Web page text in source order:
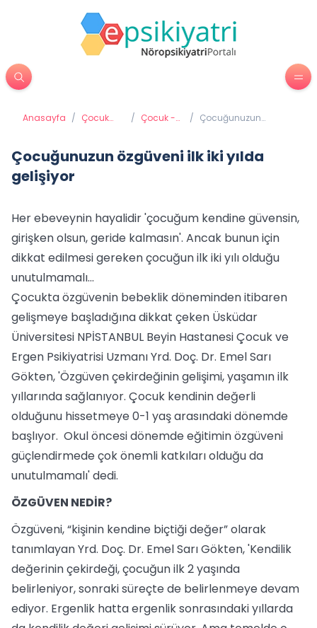
Anasayfa / Çocuk
/ Çocuk -
/ Çocuğunuzun
Çocuğunuzun özgüveni ilk iki yılda
gelişiyor
Her ebeveynin hayalidir 'çocuğum kendine güvensin,
girişken olsun, geride kalmasın'. Ancak bunun için
dikkat edilmesi gereken çocuğun ilk iki yılı olduğu
unutulmamalı...
Çocukta özgüvenin bebeklik döneminden itibaren
gelişmeye başladığına dikkat çeken Üsküdar
Üniversitesi NPİSTANBUL Beyin Hastanesi Çocuk ve
Ergen Psikiyatrisi Uzmanı Yrd. Doç. Dr. Emel Sarı
Gökten, 'Özgüven çekirdeğinin gelişimi, yaşamın ilk
yıllarında sağlanıyor. Çocuk kendinin değerli
olduğunu hissetmeye 0-1 yaş arasındaki dönemde
başlıyor. Okul öncesi dönemde eğitimin özgüveni
güçlendirmede çok önemli katkıları olduğu da
unutulmamalı' dedi.
ÖZGÜVEN NEDİR?
Özgüveni, “kişinin kendine biçtiği değer” olarak
tanımlayan Yrd. Doç. Dr. Emel Sarı Gökten, 'Kendilik
değerinin çekirdeği, çocuğun ilk 2 yaşında
belirleniyor, sonraki süreçte de belirlenmeye devam
ediyor. Ergenlik hatta ergenlik sonrasındaki yıllarda